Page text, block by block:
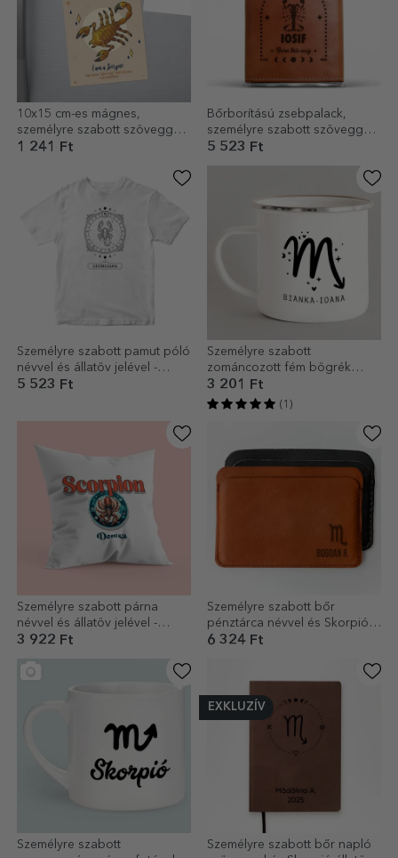
10x15 cm-es mágnes,
személyre szabott szöveggel
– Skorpió állatöv jel
1 241 Ft
Bőrborítású zsebpalack,
személyre szabott szöveggel
és állatöv jelével - Skorpió
5 523 Ft
Személyre szabott pamut póló
névvel és állatöv jelével -
Skorpió
5 523 Ft
Személyre szabott
zománcozott fém bögrék
üzenettel - Skorpió állatöv jel
3 201 Ft
(1)
Személyre szabott párna
névvel és állatöv jelével -
Skorpió
3 922 Ft
Személyre szabott bőr
pénztárca névvel és Skorpió
állatöv jelével
6 324 Ft
Személyre szabott
EXKLUZÍV
Személyre szabott bőr napló